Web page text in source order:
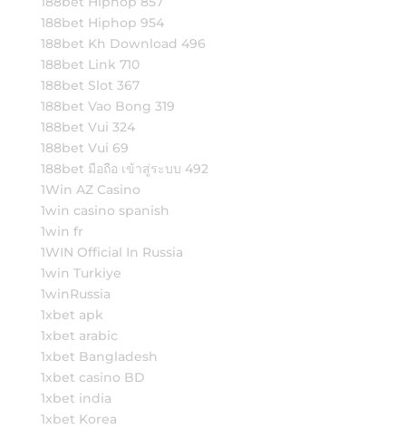
188bet Hiphop 954
188bet Kh Download 496
188bet Link 710
188bet Slot 367
188bet Vao Bong 319
188bet Vui 324
188bet Vui 69
188bet มือถือ เข้าสู่ระบบ 492
1Win AZ Casino
1win casino spanish
1win fr
1WIN Official In Russia
1win Turkiye
1winRussia
1xbet apk
1xbet arabic
1xbet Bangladesh
1xbet casino BD
1xbet india
1xbet Korea